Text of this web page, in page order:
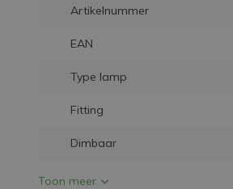
Artikelnummer
EAN
Type lamp
Fitting
Dimbaar
Toon meer